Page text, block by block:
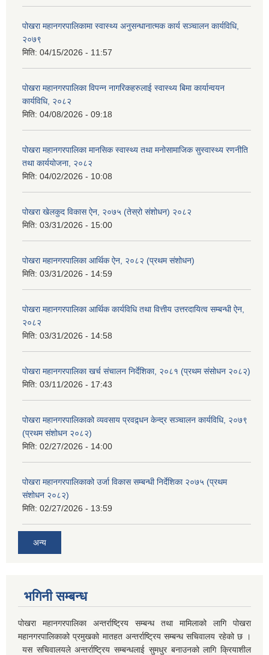
पोखरा महानगरपालिकामा स्वास्थ्य अनुसन्धानात्मक कार्य सञ्चालन कार्यविधि,
२०७९
मिति: 04/15/2026 - 11:57
पोखरा महानगरपालिका विपन्न नागरिकहरुलाई स्वास्थ्य बिमा कार्यान्वयन
कार्यविधि, २०८२
मिति: 04/08/2026 - 09:18
पोखरा महानगरपालिका मानसिक स्वास्थ्य तथा मनोसामाजिक सुस्वास्थ्य रणनीति
तथा कार्ययोजना, २०८२
मिति: 04/02/2026 - 10:08
पोखरा खेलकुद विकास ऐन, २०७५ (तेस्रो संशोधन) २०८२
मिति: 03/31/2026 - 15:00
पोखरा महानगरपालिका आर्थिक ऐन, २०८२ (प्रथम संशोधन)
मिति: 03/31/2026 - 14:59
पोखरा महानगरपालिका आर्थिक कार्यविधि तथा वित्तीय उत्तरदायित्व सम्बन्धी ऐन,
२०८२
मिति: 03/31/2026 - 14:58
पोखरा महानगरपालिका खर्च संचालन निर्देशिका, २०८१ (प्रथम संसोधन २०८२)
मिति: 03/11/2026 - 17:43
पोखरा महानगरपालिकाको व्यवसाय प्रवद्र्धन केन्द्र सञ्चालन कार्यविधि, २०७९
(प्रथम संशोधन २०८२)
मिति: 02/27/2026 - 14:00
पोखरा महानगरपालिकाको उर्जा विकास सम्बन्धी निर्देशिका २०७५ (प्रथम
संशोधन २०८२)
मिति: 02/27/2026 - 13:59
अन्य
भगिनी सम्बन्ध
पोखरा महानगरपालिका अन्तर्राष्ट्रिय सम्बन्ध तथा मामिलाको लागि पोखरा
महानगरपालिकाको प्रमुखको मातहत अन्तर्राष्ट्रिय सम्बन्ध सचिवालय रहेको छ ।
यस सचिवालयले अन्तर्राष्ट्रिय सम्बन्धलाई सुमधुर बनाउनको लागि क्रियाशील